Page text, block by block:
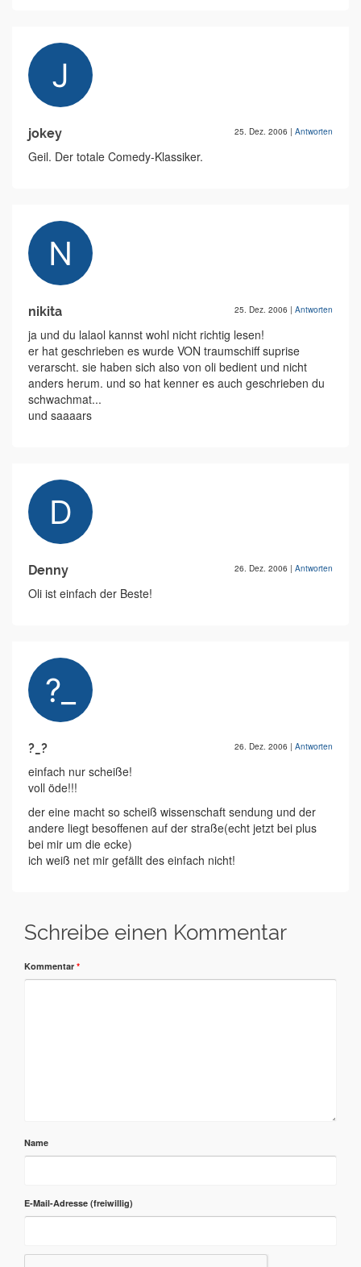
jokey 25. Dez. 2006 | Antworten
Geil. Der totale Comedy-Klassiker.
nikita 25. Dez. 2006 | Antworten
ja und du lalaol kannst wohl nicht richtig lesen!
er hat geschrieben es wurde VON traumschiff suprise
verarscht. sie haben sich also von oli bedient und nicht
anders herum. und so hat kenner es auch geschrieben du
schwachmat...
und saaaars
Denny 26. Dez. 2006 | Antworten
Oli ist einfach der Beste!
?_? 26. Dez. 2006 | Antworten
einfach nur scheiße!
voll öde!!!
der eine macht so scheiß wissenschaft sendung und der
andere liegt besoffenen auf der straße(echt jetzt bei plus
bei mir um die ecke)
ich weiß net mir gefällt des einfach nicht!
Schreibe einen Kommentar
Kommentar *
Name
E-Mail-Adresse